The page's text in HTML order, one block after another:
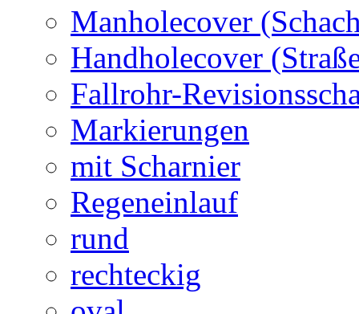
Manholecover
Handholecover
Fallrohr-
Markierungen
mit Scharnier
Regeneinlauf
rund
rechteckig